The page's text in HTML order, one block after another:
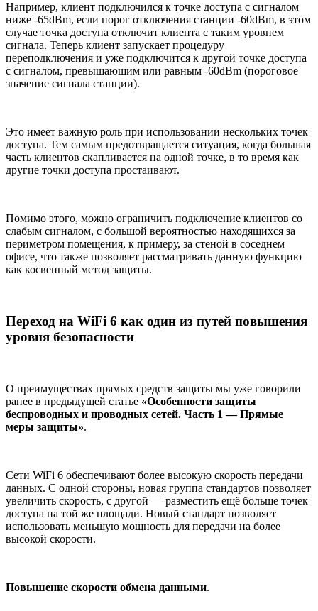
Например, клиент подключился к точке доступа с сигналом
ниже -65dBm, если порог отключения станции -60dBm, в этом
случае точка доступа отключит клиента с таким уровнем
сигнала. Теперь клиент запускает процедуру
переподключения и уже подключится к другой точке доступа
с сигналом, превышающим или равным -60dBm (пороговое
значение сигнала станции).
Это имеет важную роль при использовании нескольких точек
доступа. Тем самым предотвращается ситуация, когда большая
часть клиентов скапливается на одной точке, в то время как
другие точки доступа простаивают.
Помимо этого, можно ограничить подключение клиентов со
слабым сигналом, с большой вероятностью находящихся за
периметром помещения, к примеру, за стеной в соседнем
офисе, что также позволяет рассматривать данную функцию
как косвенный метод защиты.
Переход на WiFi 6 как один из путей повышения
уровня безопасности
О преимуществах прямых средств защиты мы уже говорили
ранее в предыдущей статье «Особенности защиты
беспроводных и проводных сетей. Часть 1 — Прямые
меры защиты».
Сети WiFi 6 обеспечивают более высокую скорость передачи
данных. С одной стороны, новая группа стандартов позволяет
увеличить скорость, с другой — разместить ещё больше точек
доступа на той же площади. Новый стандарт позволяет
использовать меньшую мощность для передачи на более
высокой скорости.
Повышение скорости обмена данными.